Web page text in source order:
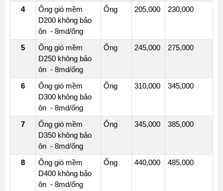
CHUẨN
CÚT
ỐNG
GIÓ
VUÔNG
T
ĐỀU
ỐNG
GIÓ
VUÔNG
ÔNG
GIÓ
TÔN
KẼM
4
Ống gió mềm
D200 không bảo
ôn - 8md/ống
Ống 205,000 230,000
5
Ống gió mềm
D250 không bảo
ôn - 8md/ống
Ống 245,000 275,000
6
Ống gió mềm
D300 không bảo
ôn - 8md/ống
Ống 310,000 345,000
7
Ống gió mềm
D350 không bảo
ôn - 8md/ống
Ống 345,000 385,000
8
Ống gió mềm
D400 không bảo
ôn - 8md/ống
Ống 440,000 485,000